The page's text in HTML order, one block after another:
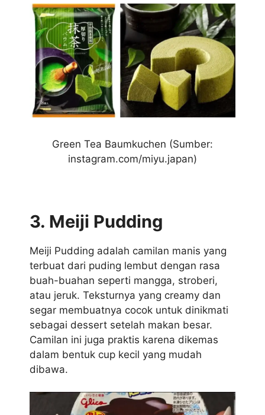
Green Tea Baumkuchen (Sumber:
instagram.com/miyu.japan)
3. Meiji Pudding
Meiji Pudding adalah camilan manis yang
terbuat dari puding lembut dengan rasa
buah-buahan seperti mangga, stroberi,
atau jeruk. Teksturnya yang creamy dan
segar membuatnya cocok untuk dinikmati
sebagai dessert setelah makan besar.
Camilan ini juga praktis karena dikemas
dalam bentuk cup kecil yang mudah
dibawa.